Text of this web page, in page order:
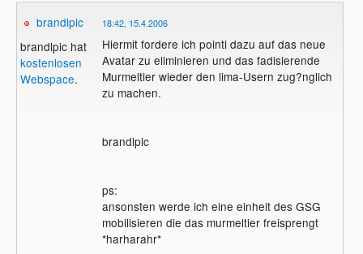
brandlpic
brandlpic hat
kostenlosen
Webspace.
18:42, 15.4.2006
Hiermit fordere ich pointi dazu auf das neue
Avatar zu eliminieren und das fadisierende
Murmeltier wieder den lima-Usern zug?nglich
zu machen.
brandlpic
ps:
ansonsten werde ich eine einheit des GSG
mobilisieren die das murmeltier freisprengt
*harharahr*